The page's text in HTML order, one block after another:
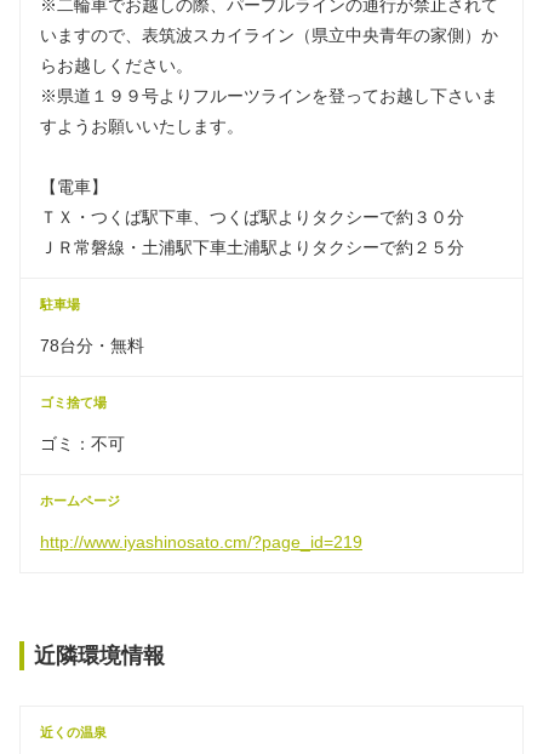
※二輪車でお越しの際、パープルラインの通行が禁止されて
いますので、表筑波スカイライン（県立中央青年の家側）か
らお越しください。
※県道１９９号よりフルーツラインを登ってお越し下さいま
すようお願いいたします。
【電車】
ＴＸ・つくば駅下車、つくば駅よりタクシーで約３０分
ＪＲ常磐線・土浦駅下車土浦駅よりタクシーで約２５分
駐車場
78台分・無料
ゴミ捨て場
ゴミ：不可
ホームページ
http://www.iyashinosato.cm/?page_id=219
近隣環境情報
近くの温泉